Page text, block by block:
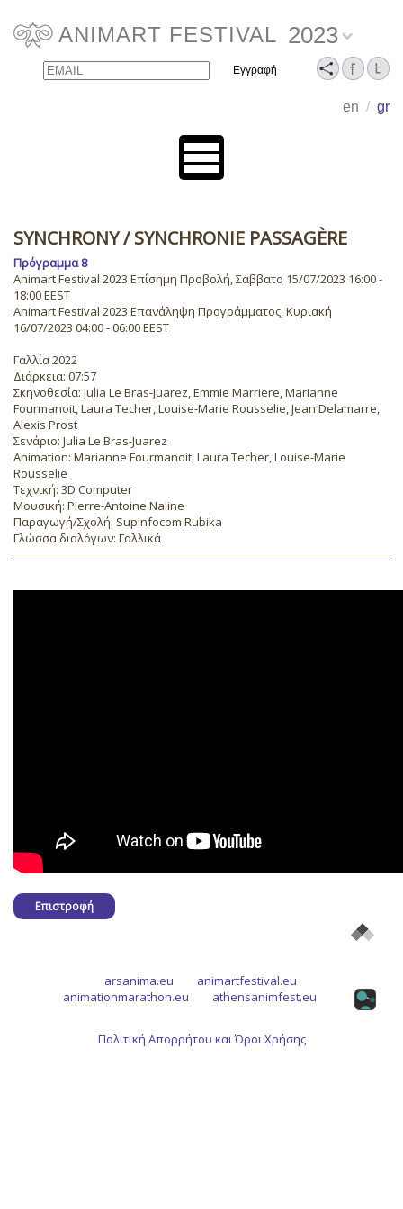
ANIMART FESTIVAL 2023
en / gr
Email Name
SYNCHRONY/ SYNCHRONIE PASSAGÈRE
Πρόγραμμα 8
Animart Festival 2023 Επίσημη Προβολή, Σάββατο 15/07/2023 16:00 -
18:00 EEST
Animart Festival 2023 Επανάληψη Προγράμματος, Κυριακή
16/07/2023 04:00 - 06:00 EEST
Γαλλία 2022
Διάρκεια: 07:57
Σκηνοθεσία: Julia Le Bras-Juarez, Emmie Marriere, Marianne
Fourmanoit, Laura Techer, Louise-Marie Rousselie, Jean Delamarre,
Alexis Prost
Σενάριο: Julia Le Bras-Juarez
Animation: Marianne Fourmanoit, Laura Techer, Louise-Marie
Rousselie
Τεχνική: 3D Computer
Μουσική: Pierre-Antoine Naline
Παραγωγή/Σχολή: Supinfocom Rubika
Γλώσσα διαλόγων: Γαλλικά
Επιστροφή
arsanima.eu
animartfestival.eu
animationmarathon.eu
athensanimfest.eu
Πολιτική Απορρήτου και Όροι Χρήσης